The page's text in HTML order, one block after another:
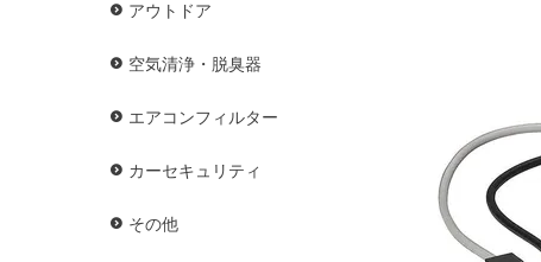
アウトドア
空気清浄・脱臭器
エアコンフィルター
カーセキュリティ
その他